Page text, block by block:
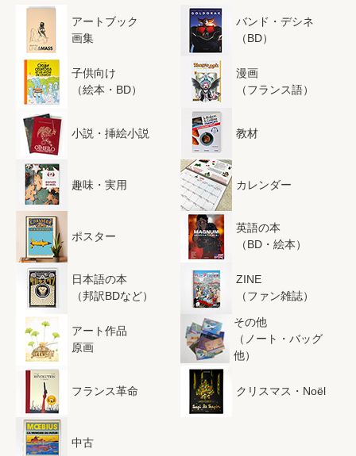
アートブック
画集
バンド・デシネ
（BD）
子供向け
（絵本・BD）
漫画
（フランス語）
小説・挿絵小説 教材
趣味・実用 カレンダー
ポスター
英語の本
（BD・絵本）
日本語の本
（邦訳BDなど）
ZINE
（ファン雑誌）
アート作品
原画
その他
（ノート・バッグ
他）
フランス革命 クリスマス・Noël
中古